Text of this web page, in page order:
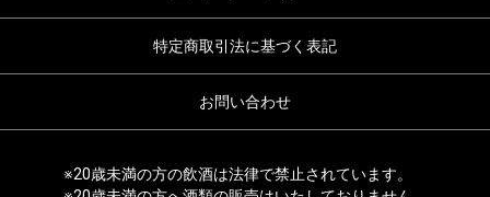
特定商取引法に基づく表記
お問い合わせ
※20歳未満の方の飲酒は法律で禁止されています。